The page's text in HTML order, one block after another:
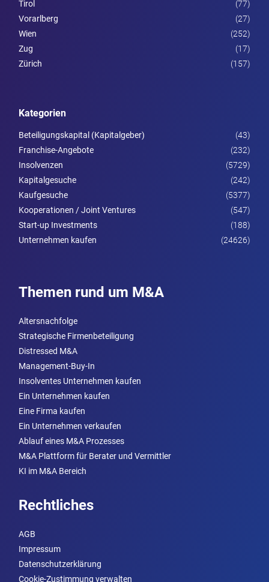
Tirol
(77)
Vorarl­berg
(27)
Wien
(252)
Zug
(17)
Zürich
(157)
Kategorien
Beteiligungskapital (Kapitalgeber)
(43)
Franchise-Angebote
(232)
Insolvenzen
(5729)
Kapitalgesuche
(242)
Kaufgesuche
(5377)
Kooperationen / Joint Ventures
(547)
Start-up Investments
(188)
Unternehmen kaufen
(24626)
Themen rund um M&A
Altersnachfolge
Strategische Firmenbeteiligung
Distressed M&A
Management-Buy-In
Insolventes Unternehmen kaufen
Ein Unternehmen kaufen
Eine Firma kaufen
Ein Unternehmen verkaufen
Ablauf eines M&A Prozesses
M&A Plattform für Berater und Vermittler
KI im M&A Bereich
Rechtliches
AGB
Impressum
Datenschutzerklärung
Cookie-Zustimmung verwalten